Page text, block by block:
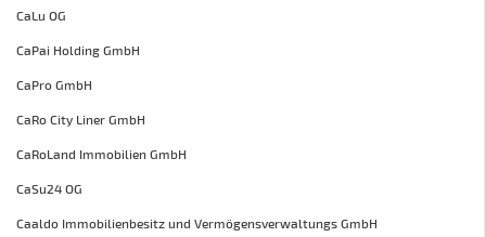
CaLu OG
CaPai Holding GmbH
CaPro GmbH
CaRo City Liner GmbH
CaRoLand Immobilien GmbH
CaSu24 OG
Caaldo Immobilienbesitz und Vermögensverwaltungs GmbH